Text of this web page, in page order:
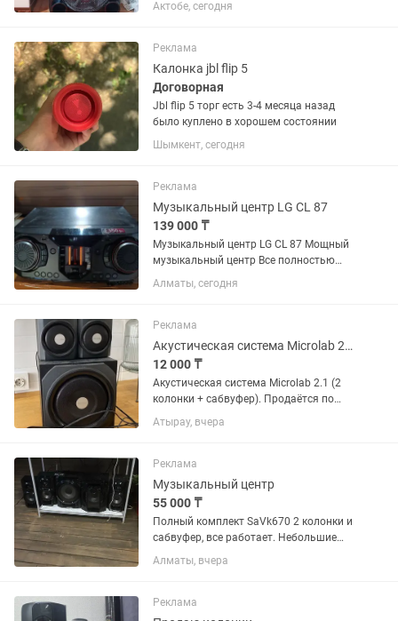
Актобе, сегодня
Реклама
Калонка jbl flip 5
Договорная
Jbl flip 5 торг есть 3-4 месяца назад
было куплено в хорошем состоянии
Шымкент, сегодня
Реклама
Музыкальный центр LG CL 87
139 000 ₸
Музыкальный центр LG CL 87 Мощный
музыкальный центр Все полностью
работает блютуз радио аух кабель
диск тоже. Отличное состояние
Алматы, сегодня
Реклама
Акустическая система Microlab 2.1, 2 колонки сабвуфер
12 000 ₸
Акустическая система Microlab 2.1 (2
колонки + сабвуфер). Продаётся по
очень низкой цене. Состояние
неизвестно — давно не
проводили. Возможно, потребуется...
Атырау, вчера
Реклама
Музыкальный центр
55 000 ₸
Полный комплект SaVk670 2 колонки и
сабвуфер, все работает. Небольшие
следы от времени и эксплуатации.
Мощность 500 ватт RMS. 55000 тенге.
такой же центр но с...
Алматы, вчера
Реклама